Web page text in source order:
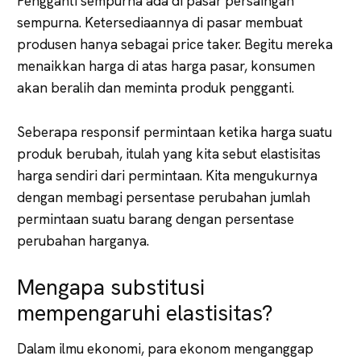
sempurna. Ketersediaannya di pasar membuat
produsen hanya sebagai price taker. Begitu mereka
menaikkan harga di atas harga pasar, konsumen
akan beralih dan meminta produk pengganti.
Seberapa responsif permintaan ketika harga suatu
produk berubah, itulah yang kita sebut elastisitas
harga sendiri dari permintaan. Kita mengukurnya
dengan membagi persentase perubahan jumlah
permintaan suatu barang dengan persentase
perubahan harganya.
Mengapa substitusi
mempengaruhi elastisitas?
Dalam ilmu ekonomi, para ekonom menganggap